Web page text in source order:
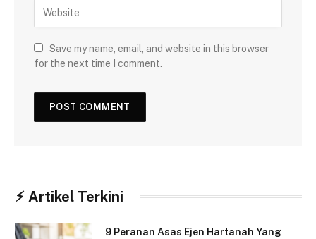
Save my name, email, and website in this browser
for the next time I comment.
⚡︎ Artikel Terkini
9 Peranan Asas Ejen Hartanah Yang